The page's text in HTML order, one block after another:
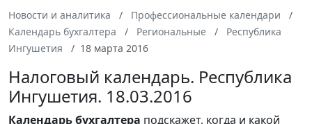
Новости и аналитика
Профессиональные календари
Календарь бухгалтера
Региональные
Республика
Ингушетия
18 марта 2016
Налоговый календарь. Республика
Ингушетия. 18.03.2016
Календарьбухгалтера подскажет, когда и какой